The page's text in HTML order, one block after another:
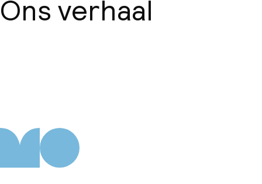
Ons verhaal